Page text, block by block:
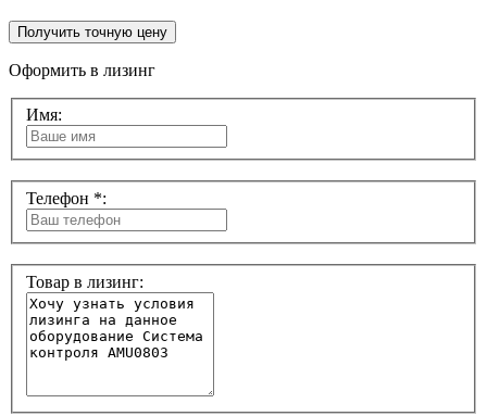
Получить точную цену
Оформить в лизинг
Имя:
Телефон *:
Товар в лизинг: